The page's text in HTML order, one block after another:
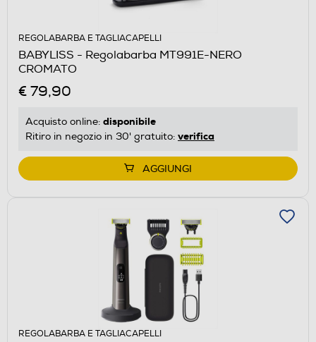
REGOLABARBA E TAGLIACAPELLI
BABYLISS - Regolabarba MT991E-NERO
CROMATO
€ 79,90
Acquisto online: disponibile
Ritiro in negozio in 30' gratuito: verifica
AGGIUNGI
REGOLABARBA E TAGLIACAPELLI